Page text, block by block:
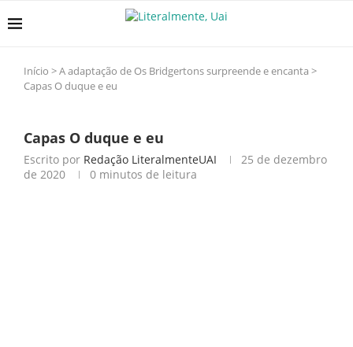
Início >A adaptação de Os Bridgertons surpreende e encanta >
Capas O duque e eu
Capas O duque e eu
Escrito por Redação LiteralmenteUAI
25 de dezembro
de 2020
0 minutos de leitura